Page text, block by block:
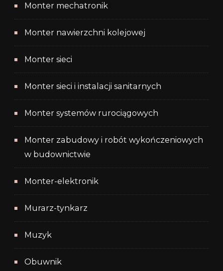
Monter mechatronik
Monter nawierzchni kolejowej
Monter sieci
Monter sieci i instalacji sanitarnych
Monter systemów rurociągowych
Monter zabudowy i robót wykończeniowych
w budownictwie
Monter-elektronik
Murarz-tynkarz
Muzyk
Obuwnik